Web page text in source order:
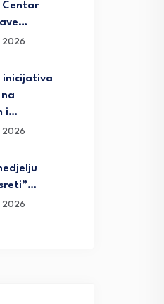
Centar
2026
inicijativa
i…
2026
2026